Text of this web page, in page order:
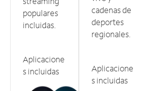
populares
incluidas.
Aplicacione
s incluidas
cadenas de
deportes
regionales.
Aplicacione
s incluidas